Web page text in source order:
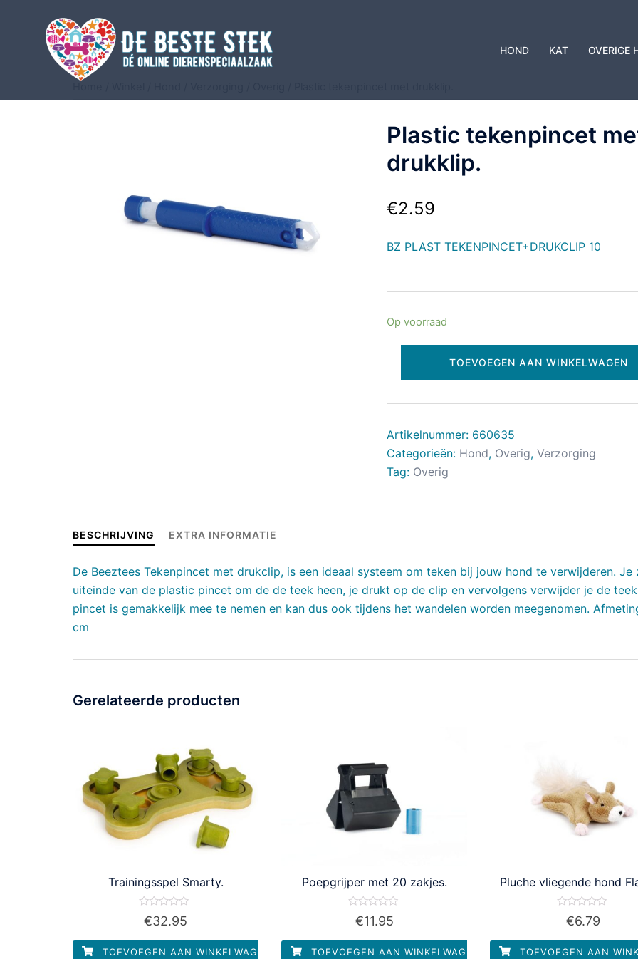
HOND KAT OVERIGE
Plastic tekenpincet
drukklip.
€2.59
BZ PLAST TEKENPINCET+DRUKCLIP 10
Op voorraad
TOEVOEGEN AAN WINKELWAGEN
Artikelnummer: 660635
Categorieën: Hond, Overig, Verzorging
Tag: Overig
BESCHRIJVING EXTRA INFORMATIE
De Beeztees Tekenpincet met drukclip, is een ideaal systeem om teken bij jouw hond te verwijderen. Je
uiteinde van de plastic pincet om de de teek heen, je drukt op de clip en vervolgens verwijder je de
pincet is gemakkelijk mee te nemen en kan dus ook tijdens het wandelen worden meegenomen.
cm
Gerelateerde producten
Trainingsspel Smarty.
Waardering
0
5
€32.95
TOEVOEGEN AAN WINKELWAGEN
Poepgrijper met 20 zakjes.
Waardering
5
€11.95
TOEVOEGEN AAN WINKELWAGEN
Pluche vliegende hond
Waardering
5
€6.79
TOEVOEGEN AAN